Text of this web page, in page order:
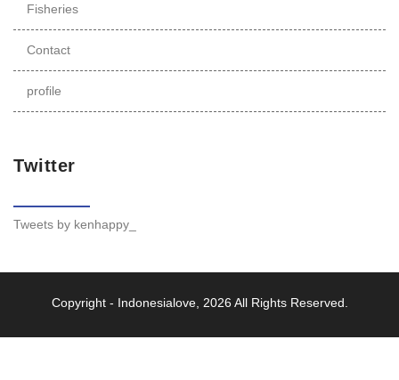
Fisheries
Contact
profile
Twitter
Tweets by kenhappy_
Copyright - Indonesialove, 2026 All Rights Reserved.